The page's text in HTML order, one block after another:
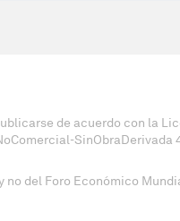
de acuerdo con la
SinObraDerivada
no del Foro Económico